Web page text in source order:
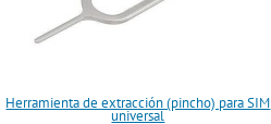
Herramienta de extracción (pincho) para SIM
universal